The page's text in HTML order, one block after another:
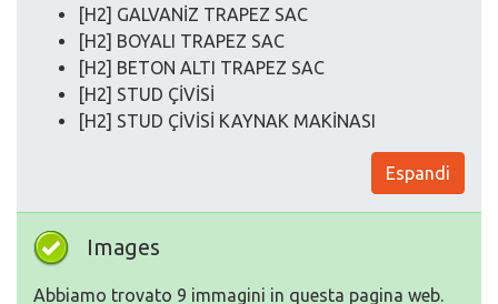
[H2] GALVANİZ TRAPEZ SAC
[H2] BOYALI TRAPEZ SAC
[H2] BETON ALTI TRAPEZ SAC
[H2] STUD ÇİVİSİ
[H2] STUD ÇİVİSİ KAYNAK MAKİNASI
Espandi
Images
Abbiamo trovato 9 immagini in questa pagina web.